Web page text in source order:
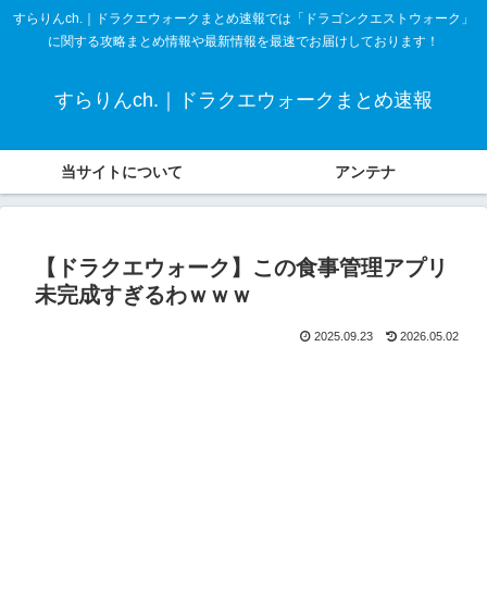
すらりんch.｜ドラクエウォークまとめ速報では「ドラゴンクエストウォーク」
に関する攻略まとめ情報や最新情報を最速でお届けしております！
すらりんch.｜ドラクエウォークまとめ速報
当サイトについて アンテナ
【ドラクエウォーク】この食事管理アプリ
未完成すぎるわｗｗｗ
2025.09.23 2026.05.02